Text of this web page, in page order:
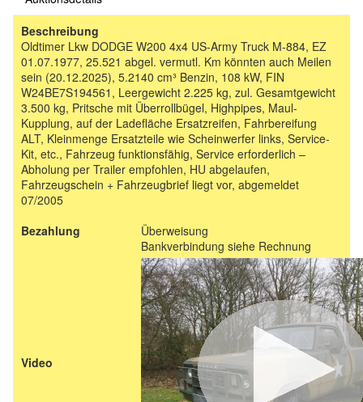
Beschreibung
Oldtimer Lkw DODGE W200 4x4 US-Army Truck M-884, EZ
01.07.1977, 25.521 abgel. vermutl. Km könnten auch Meilen
sein (20.12.2025), 5.2140 cm³ Benzin, 108 kW, FIN
W24BE7S194561, Leergewicht 2.225 kg, zul. Gesamtgewicht
3.500 kg, Pritsche mit Überrollbügel, Highpipes, Maul-
Kupplung, auf der Ladefläche Ersatzreifen, Fahrbereifung
ALT, Kleinmenge Ersatzteile wie Scheinwerfer links, Service-
Kit, etc., Fahrzeug funktionsfähig, Service erforderlich –
Abholung per Trailer empfohlen, HU abgelaufen,
Fahrzeugschein + Fahrzeugbrief liegt vor, abgemeldet
07/2005
Bezahlung
Überweisung
Bankverbindung siehe Rechnung
Video